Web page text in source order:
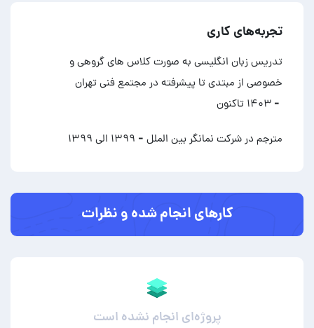
تجربه‌های کاری
تدریس زبان انگلیسی به صورت کلاس های گروهی و
خصوصی از مبتدی تا پیشرفته در مجتمع فنی تهران
- ۱۴۰۳ تاکنون
مترجم در شرکت نمانگر بین الملل - ۱۳۹۹ الی ۱۳۹۹
کارهای انجام شده و نظرات
پروژه‌ای انجام نشده است